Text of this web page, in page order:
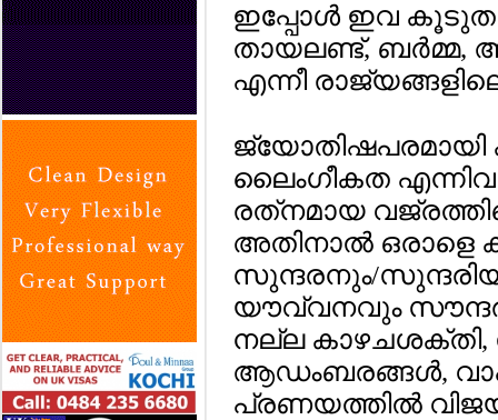
ഇപ്പോള്‍ ഇവ
തായലണ്ട്,
എന്നീ
ജ്യോതിഷപരമായി
ലൈംഗീകത
രത്‌നമായ
അതിനാല്‍ ഒരാളെ
സുന്ദരനും/
യൗവ്വനവും
നല്ല കാഴചശക്തി,
ആഡംബരങ്ങള്‍,
പ്രണയത്തില്‍